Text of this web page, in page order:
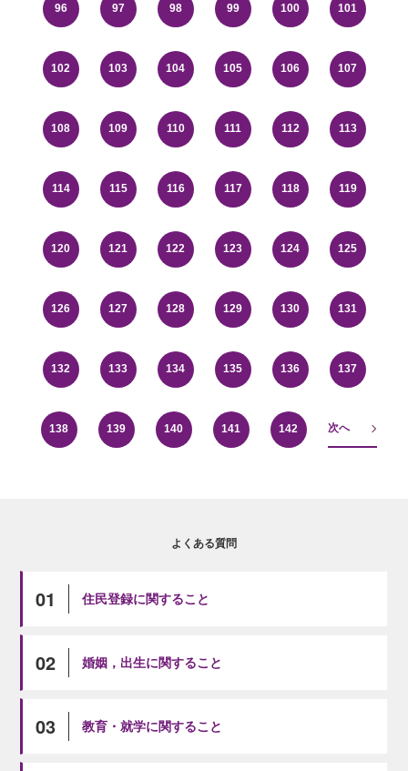
96 97 98 99 100 101
102 103 104 105 106 107
108 109 110 111 112 113
114 115 116 117 118 119
120 121 122 123 124 125
126 127 128 129 130 131
132 133 134 135 136 137
138 139 140 141 142 次へ
よくある質問
01 住民登録に関すること
02 婚姻，出生に関すること
03 教育・就学に関すること